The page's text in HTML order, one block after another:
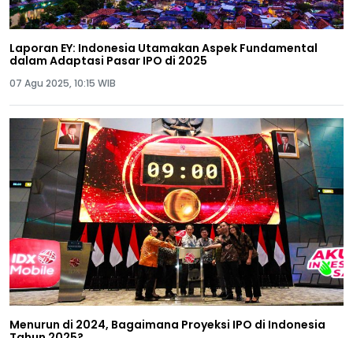
Laporan EY: Indonesia Utamakan Aspek Fundamental
dalam Adaptasi Pasar IPO di 2025
07 Agu 2025, 10:15 WIB
Menurun di 2024, Bagaimana Proyeksi IPO di Indonesia